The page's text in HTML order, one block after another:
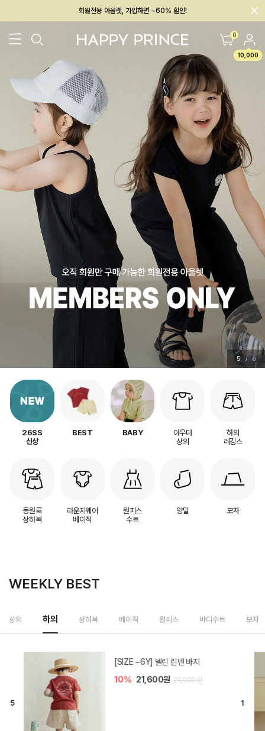
회원전용 아울렛, 가입하면 ~60% 할인!
멤버십 최대 28,000원 혜택 0
10,000
26SS 신상 BEST BABY[6~12M] 아우터/상의 하의/레깅스
5 / 6
26SS
신상
BEST BABY
아우터
상의
하의
레깅스
등원룩
상하복
라운지웨어
베이직
원피스
수트
양말 모자
WEEKLY BEST
상의 하의 상하복 베이직 원피스 바디수트 모자
[SIZE ~6Y] 델린 린넨 바지
10% 21,600원 24,000원